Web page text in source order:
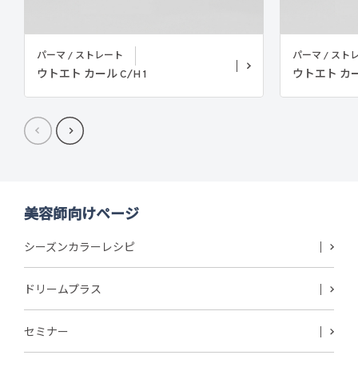
パーマ / ストレート
ウトエト カール C/H 1
パーマ / スト
ウトエト カ
美容師向けページ
シーズンカラーレシピ
ドリームプラス
セミナー